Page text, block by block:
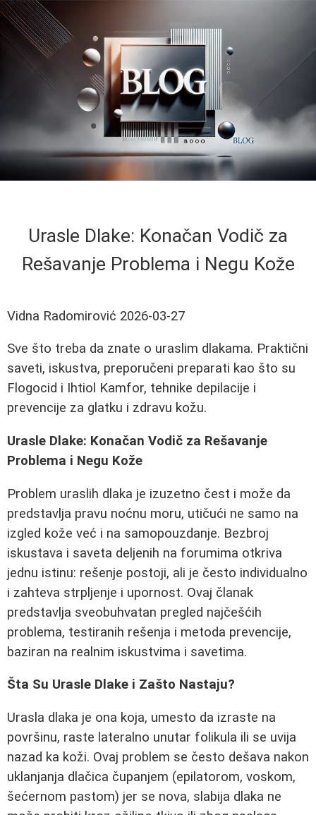
Urasle Dlake: Konačan Vodič za
Rešavanje Problema i Negu Kože
Vidna Radomirović 2026-03-27
Sve što treba da znate o uraslim dlakama. Praktični
saveti, iskustva, preporučeni preparati kao što su
Flogocid i Ihtiol Kamfor, tehnike depilacije i
prevencije za glatku i zdravu kožu.
Urasle Dlake: Konačan Vodič za Rešavanje
Problema i Negu Kože
Problem uraslih dlaka je izuzetno čest i može da
predstavlja pravu noćnu moru, utičući ne samo na
izgled kože već i na samopouzdanje. Bezbroj
iskustava i saveta deljenih na forumima otkriva
jednu istinu: rešenje postoji, ali je često individualno
i zahteva strpljenje i upornost. Ovaj članak
predstavlja sveobuhvatan pregled najčešćih
problema, testiranih rešenja i metoda prevencije,
baziran na realnim iskustvima i savetima.
Šta Su Urasle Dlake i Zašto Nastaju?
Urasla dlaka je ona koja, umesto da izraste na
površinu, raste lateralno unutar folikula ili se uvija
nazad ka koži. Ovaj problem se često dešava nakon
uklanjanja dlačica čupanjem (epilatorom, voskom,
šećernom pastom) jer se nova, slabija dlaka ne